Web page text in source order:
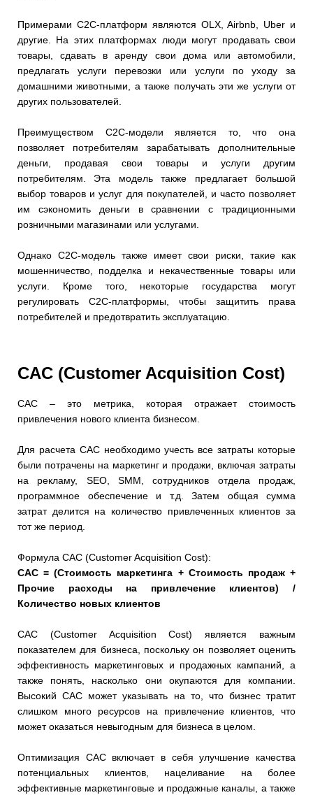
Примерами C2C-платформ являются OLX, Airbnb, Uber и
другие. На этих платформах люди могут продавать свои
товары, сдавать в аренду свои дома или автомобили,
предлагать услуги перевозки или услуги по уходу за
домашними животными, а также получать эти же услуги от
других пользователей.
Преимуществом C2C-модели является то, что она
позволяет потребителям зарабатывать дополнительные
деньги, продавая свои товары и услуги другим
потребителям. Эта модель также предлагает большой
выбор товаров и услуг для покупателей, и часто позволяет
им сэкономить деньги в сравнении с традиционными
розничными магазинами или услугами.
Однако C2C-модель также имеет свои риски, такие как
мошенничество, подделка и некачественные товары или
услуги. Кроме того, некоторые государства могут
регулировать C2C-платформы, чтобы защитить права
потребителей и предотвратить эксплуатацию.
CAC (Customer Acquisition Cost)
CAC – это метрика, которая отражает стоимость
привлечения нового клиента бизнесом.
Для расчета CAC необходимо учесть все затраты которые
были потрачены на маркетинг и продажи, включая затраты
на рекламу, SEO, SMM, сотрудников отдела продаж,
программное обеспечение и т.д. Затем общая сумма
затрат делится на количество привлеченных клиентов за
тот же период.
Формула CAC (Customer Acquisition Cost):
CAC = (Стоимость маркетинга + Стоимость продаж +
Прочие расходы на привлечение клиентов) /
Количество новых клиентов
CAC (Customer Acquisition Cost) является важным
показателем для бизнеса, поскольку он позволяет оценить
эффективность маркетинговых и продажных кампаний, а
также понять, насколько они окупаются для компании.
Высокий CAC может указывать на то, что бизнес тратит
слишком много ресурсов на привлечение клиентов, что
может оказаться невыгодным для бизнеса в целом.
Оптимизация CAC включает в себя улучшение качества
потенциальных клиентов, нацеливание на более
эффективные маркетинговые и продажные каналы, а также